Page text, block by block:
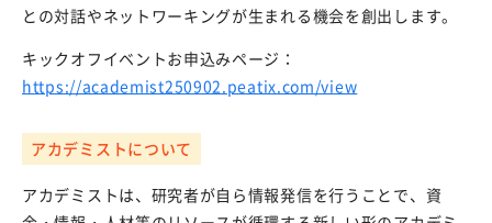
との対話やネットワーキングが生まれる機会を創出します。
キックオフイベントお申込みページ：
https://academist250902.peatix.com/view
アカデミストについて
アカデミストは、研究者が自ら情報発信を行うことで、資